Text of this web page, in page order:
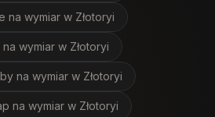
na wymiar w Złotoryi
wymiar w Złotoryi
na wymiar w Złotoryi
na wymiar w Złotoryi